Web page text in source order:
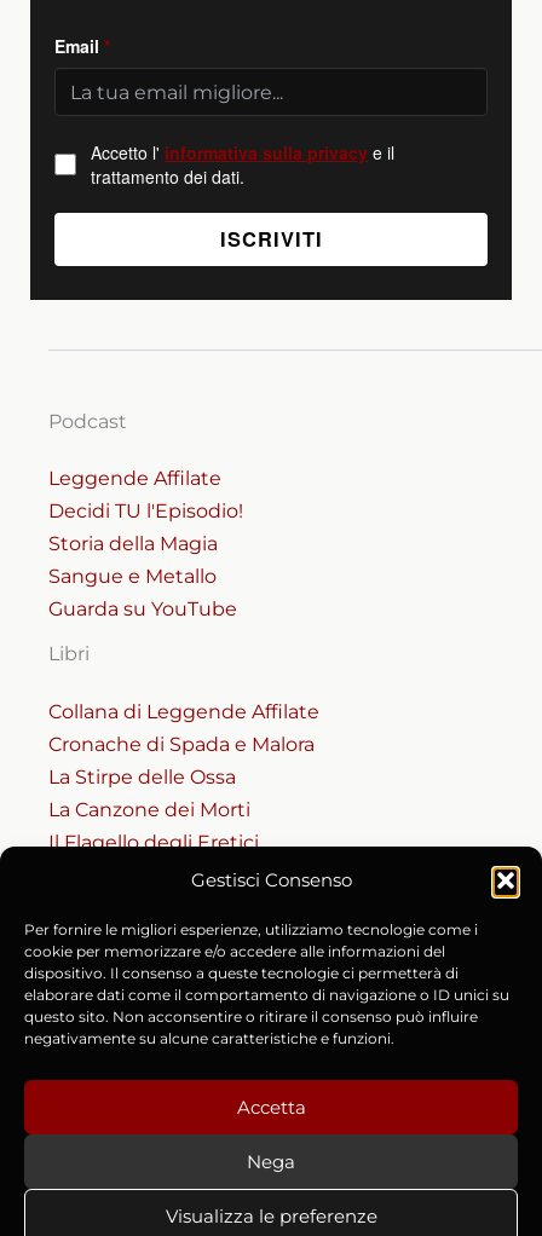
Gestisci Consenso
Per fornire le migliori esperienze, utilizziamo tecnologie come i
cookie per memorizzare e/o accedere alle informazioni del
dispositivo. Il consenso a queste tecnologie ci permetterà di
elaborare dati come il comportamento di navigazione o ID unici su
questo sito. Non acconsentire o ritirare il consenso può influire
negativamente su alcune caratteristiche e funzioni.
Accetta
Nega
Visualizza le preferenze
Email*
Accetto l' informativa sulla privacy e il
trattamento dei dati.
Podcast
Leggende Affilate
Decidi TU l'Episodio!
Storia della Magia
Sangue e Metallo
Guarda su YouTube
Libri
Collana di Leggende Affilate
Cronache di Spada e Malora
La Stirpe delle Ossa
La Canzone dei Morti
Il Flagello degli Eretici
Codice del Masnadiero
Accesso al Codice (Riservato)
Cronache e Fonti Storiche
Chi è Lorenzo Manara
Contatti e Collaborazioni
Privacy Policy| Cookie Policy (UE)